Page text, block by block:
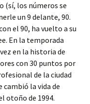
(sí, los números se
un 9 delante, 90.
el 90, ha vuelto a su
En la temporada
en la historia de
con 30 puntos por
de la ciudad
cambió la vida de
otoño de 1994.